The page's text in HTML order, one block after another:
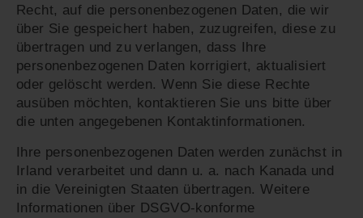
Recht, auf die personenbezogenen Daten, die wir
über Sie gespeichert haben, zuzugreifen, diese zu
übertragen und zu verlangen, dass Ihre
personenbezogenen Daten korrigiert, aktualisiert
oder gelöscht werden. Wenn Sie diese Rechte
ausüben möchten, kontaktieren Sie uns bitte über
die unten angegebenen Kontaktinformationen.
Ihre personenbezogenen Daten werden zunächst in
Irland verarbeitet und dann u. a. nach Kanada und
in die Vereinigten Staaten übertragen. Weitere
Informationen über DSGVO-konforme